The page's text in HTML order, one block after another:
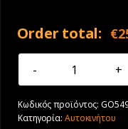
Order total: €
285/30R19
Goodyear
Eagle
Κωδικός προϊόντος:
Κατηγορία: Αυτοκινήτου